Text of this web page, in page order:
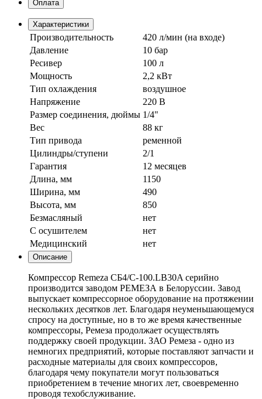
Оплата
Характеристики
Производительность
420 л/мин (на входе)
Давление
10 бар
Ресивер
100 л
Мощность
2,2 кВт
Тип охлаждения
воздушное
Напряжение
220 В
Размер соединения, дюймы 1/4"
Вес
88 кг
Тип привода
ременной
Цилиндры/ступени
2/1
Гарантия
12 месяцев
Длина, мм
1150
Ширина, мм
490
Высота, мм
850
Безмасляный
нет
С осушителем
нет
Медицинский
нет
Описание
Компрессор Remeza СБ4/С-100.LB30A серийно
производится заводом РЕМЕЗА в Белоруссии. Завод
выпускает компрессорное оборудование на протяжении
нескольких десятков лет. Благодаря неуменьшающемуся
спросу на доступные, но в то же время качественные
компрессоры, Ремеза продолжает осуществлять
поддержку своей продукции. ЗАО Ремеза - одно из
немногих предприятий, которые поставляют запчасти и
расходные материалы для своих компрессоров,
благодаря чему покупатели могут пользоваться
приобретением в течение многих лет, своевременно
проводя техобслуживание.